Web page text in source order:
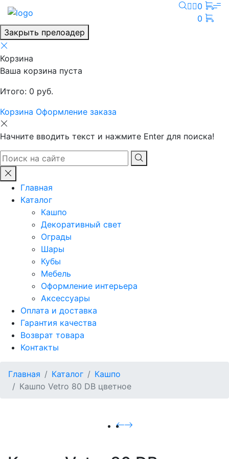
0
0
Закрыть прелоадер
Корзина
Ваша корзина пуста
Итого: 0 руб.
Корзина Оформление заказа
Начните вводить текст и нажмите Enter для поиска!
Главная
Каталог
Кашпо
Декоративный свет
Ограды
Шары
Кубы
Мебель
Оформление интерьера
Аксессуары
Оплата и доставка
Гарантия качества
Возврат товара
Контакты
Главная Каталог
Кашпо
Кашпо Vetro 80 DB цветное